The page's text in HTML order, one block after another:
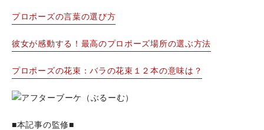
プロポーズの言葉の選び方
彼女が感動する！最高のプロポーズ場所の選ぶ方法
プロポーズの花束：バラの花束１２本の意味は？
■本記事の監修■